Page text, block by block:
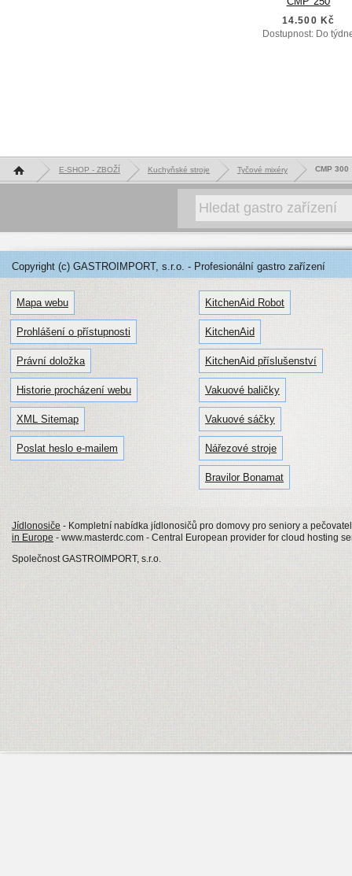
14.500 Kč
Dostupnost: Do
Hlavní stránka E-SHOP - ZBOŽÍ Kuchyňské stroje Tyčové mixéry CMP 300
Copyright (c) GASTROIMPORT, s.r.o. - Profesionální gastro zařízení
Mapa webu
Prohlášení o přístupnosti
Právní doložka
Historie procházení webu
XML Sitemap
Poslat heslo e-mailem
KitchenAid Robot
KitchenAid
KitchenAid příslušenství
Vakuové baličky
Vakuové sáčky
Nářezové stroje
Bravilor Bonamat
Jídlonosiče - Kompletní nabídka jídlonosičů pro domovy pro seniory a
in Europe - www.masterdc.com - Central European provider for cloud hosting
Společnost GASTROIMPORT, s.r.o.